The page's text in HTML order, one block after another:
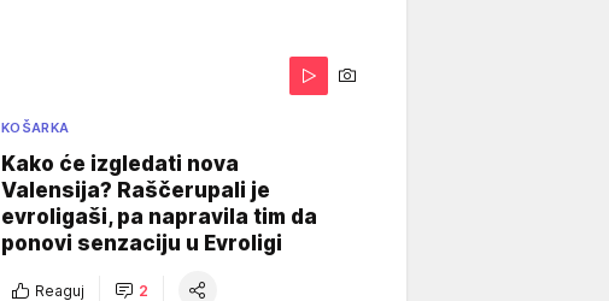
KOŠARKA
Kako će izgledati nova
Valensija? Raščerupali je
evroligaši, pa napravila tim da
ponovi senzaciju u Evroligi
Reaguj 2